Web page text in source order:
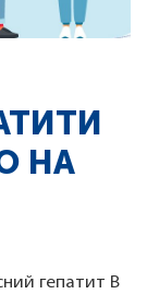
НА
гепатит B